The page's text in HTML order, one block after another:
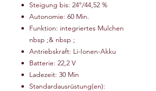
Steigung bis: 24°/44,52 %
Autonomie: 60 Min.
Funktion: integriertes Mulchen
nbsp ;& nbsp ;
Antriebskraft: Li-Ionen-Akku
Batterie: 22,2 V
Ladezeit: 30 Min
Standardausrüstung(en):